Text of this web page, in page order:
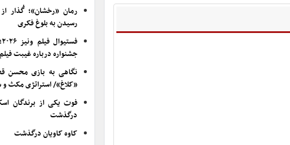
رمان «رخشان»؛ گُذار
رسیدن به بلوغ فکری
جشنواره درباره غیبت
نگاهی به بازی محسن
«کلاغ»/ استراتژی مکث
فوت یکی از برندگان
درگذشت
کاوه کاویان درگذشت